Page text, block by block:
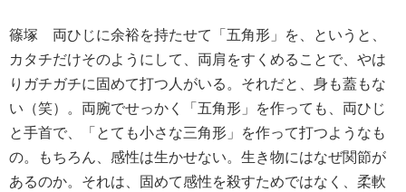
篠塚 両ひじに余裕を持たせて「五角形」を、というと、
カタチだけそのようにして、両肩をすくめることで、やは
りガチガチに固めて打つ人がいる。それだと、身も蓋もな
い（笑）。両腕でせっかく「五角形」を作っても、両ひじ
と手首で、「とても小さな三角形」を作って打つようなも
の。もちろん、感性は生かせない。生き物にはなぜ関節が
あるのか。それは、固めて感性を殺すためではなく、柔軟